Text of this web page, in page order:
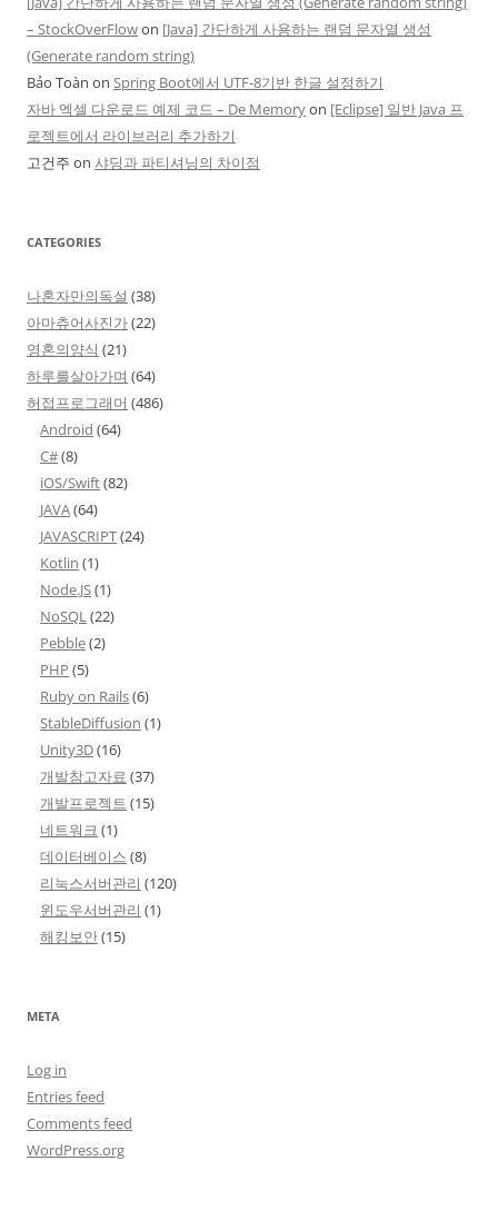
– StockOverFlowon [Java] 간단하게 사용하는 랜덤 문자열 생성
(Generate random string)
Bảo Toàn on Spring Boot에서 UTF-8기반 한글 설정하기
자바 엑셀 다운로드 예제 코드 – De Memoryon [Eclipse] 일반 Java 프
로젝트에서 라이브러리 추가하기
고건주 on 샤딩과 파티셔닝의 차이점
CATEGORIES
나혼자만의독설 (38)
아마츄어사진가(22)
영혼의양식 (21)
하루를살아가며 (64)
허접프로그래머 (486)
Android (64)
C#(8)
iOS/Swift(82)
JAVA(64)
JAVASCRIPT(24)
Kotlin (1)
Node.JS(1)
NoSQL(22)
Pebble(2)
PHP (5)
Ruby on Rails(6)
StableDiffusion (1)
Unity3D(16)
개발참고자료 (37)
개발프로젝트 (15)
네트워크 (1)
데이터베이스 (8)
리눅스서버관리 (120)
윈도우서버관리 (1)
해킹보안(15)
META
Log in
Entries feed
Comments feed
WordPress.org